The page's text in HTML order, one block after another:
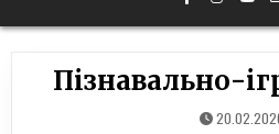
Пізнавально-